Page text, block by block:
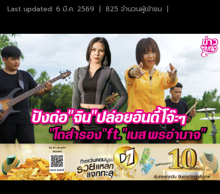
Last updated: 6 มี.ค. 2569 | 825 จำนวนผู้เข้าชม |